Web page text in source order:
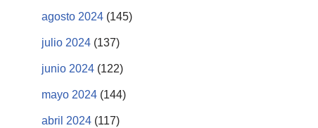
agosto 2024 (145)
julio 2024 (137)
junio 2024 (122)
mayo 2024 (144)
abril 2024 (117)